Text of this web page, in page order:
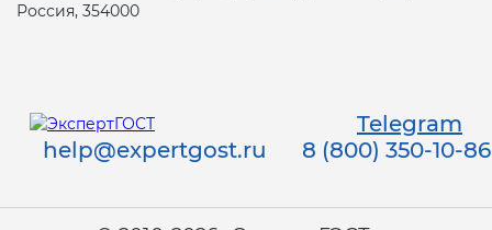
Россия, 354000
Telegram
help@expertgost.ru
8 (800) 350-10-86